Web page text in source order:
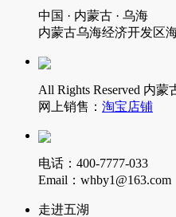
中国 · 内蒙古 · 乌海
内蒙古乌海经济开发区
All Rights Reserved 内
网上销售： 淘宝店铺
电话：400-7777-033
Email：
走进五湖